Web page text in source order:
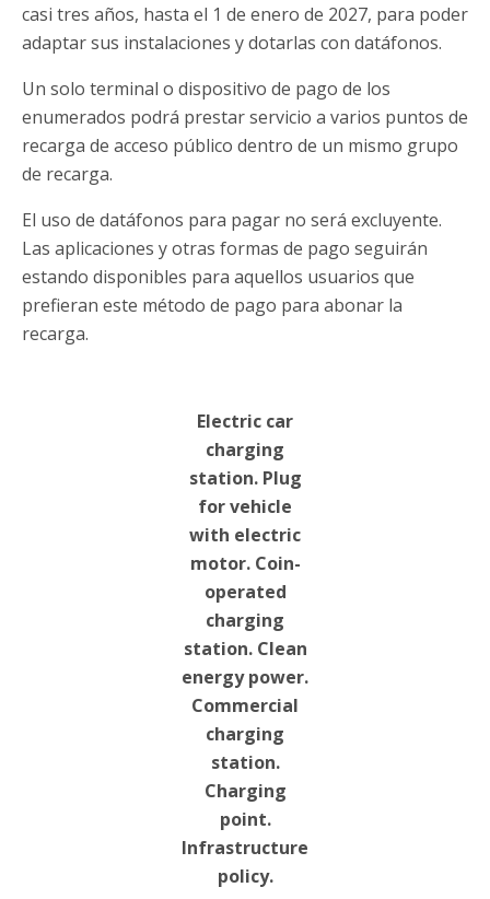
casi tres años, hasta el 1 de enero de 2027, para poder
adaptar sus instalaciones y dotarlas con datáfonos.
Un solo terminal o dispositivo de pago de los
enumerados podrá prestar servicio a varios puntos de
recarga de acceso público dentro de un mismo grupo
de recarga.
El uso de datáfonos para pagar no será excluyente.
Las aplicaciones y otras formas de pago seguirán
estando disponibles para aquellos usuarios que
prefieran este método de pago para abonar la
recarga.
Electric car
charging
station. Plug
for vehicle
with electric
motor. Coin-
operated
charging
station. Clean
energy power.
Commercial
charging
station.
Charging
point.
Infrastructure
policy.